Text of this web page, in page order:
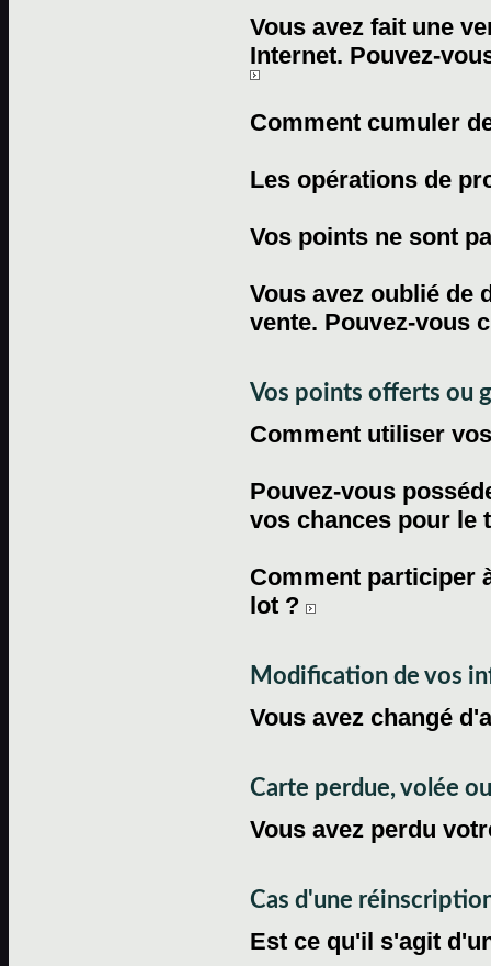
Vous avez fait une
Internet. Pouvez-
Comment cumuler
Les opérations de
Vos points ne sont
Vous avez oublié de
vente. Pouvez-vous
Vos points offerts ou
Comment utiliser
Pouvez-vous
vos chances pour le
Comment participer
lot ?
Modification de vos
Vous avez changé
Carte perdue, volée
Vous avez perdu
Cas d'une
Est ce qu'il s'agit